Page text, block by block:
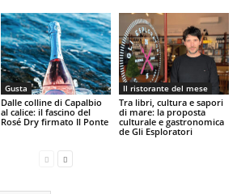
Gusta
Dalle colline di Capalbio
al calice: il fascino del
Rosé Dry firmato Il Ponte
Il ristorante del mese
Tra libri, cultura e sapori
di mare: la proposta
culturale e gastronomica
de Gli Esploratori